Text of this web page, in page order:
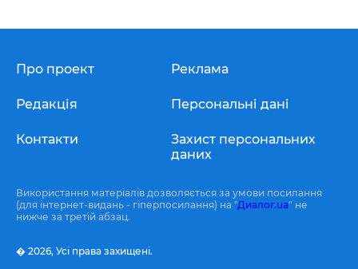
Про проект
Редакція
Контакти
Реклама
Персональні дані
Захист персональних
даних
Використання матеріалів дозволяється за умови посилання
(для інтернет-видань - гіперпосилання) на "Диалог.ua" не
нижче за третій абзац.
� 2026, Усі права захищені.